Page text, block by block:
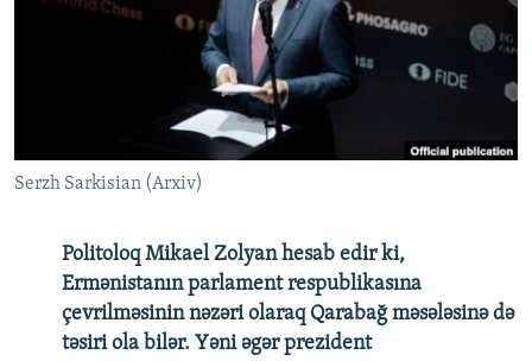
İNFOQRAFIKA
AZƏRBAYCAN ƏDƏBIYYATI KITABXANASI
İSLAM VƏ DEMOKRATIYA
İZ - MƏDƏNIYYƏT PROQRAMI
PEŞƏ ETIKASI VƏ JURNALISTIKA STANDARTLARIMIZ
MATERIALLARIMIZDAN ISTIFADƏ
AZADLIQRADIOSU MOBIL TELEFONUNUZDA
BIZIMLƏ ƏLAQƏ
RFE/RL-in bütün saytları
Serzh Sarkisian (Arxiv)
Politoloq Mikael Zolyan hesab edir ki,
Ermənistanın parlament respublikasına
çevrilməsinin nəzəri olaraq Qarabağ məsələsinə də
təsiri ola bilər. Yəni əgər prezident